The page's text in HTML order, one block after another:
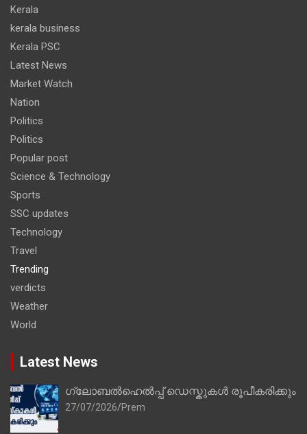
Kerala
kerala business
Kerala PSC
Latest News
Market Watch
Nation
Politics
Politics
Popular post
Science & Technology
Sports
SSC updates
Technology
Travel
Trending
verdicts
Weather
World
Latest News
ഗ്ലോബൽഹെൽപ്പ് ഡെസ്കുകൾ രൂപീകരിക്കും
27/07/2026 Prem